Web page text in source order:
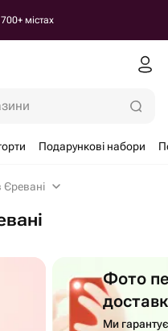
містах
Подарункові набори
Єревані
Фото
Ми